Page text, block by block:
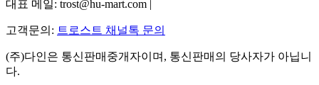
대표 메일: trost@hu-mart.com |
고객문의: 트로스트 채널톡 문의
(주)다인은 통신판매중개자이며, 통신판매의 당사자가 아닙니
다.